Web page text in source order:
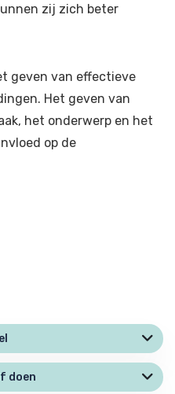
zij zich beter
geven van effectieve
Het geven van
het onderwerp en het
op de
doen